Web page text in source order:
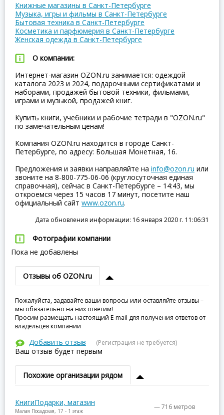
Книжные магазины в Санкт-Петербурге
Музыка, игры и фильмы в Санкт-Петербурге
Бытовая техника в Санкт-Петербурге
Косметика и парфюмерия в Санкт-Петербурге
Женская одежда в Санкт-Петербурге
О компании:
Интернет-магазин OZON.ru занимается: одеждой
каталога 2023 и 2024, подарочными сертификатами и
наборами, продажей бытовой техники, фильмами,
играми и музыкой, продажей книг.
Купить книги, учебники и рабочие тетради в "OZON.ru"
по замечательным ценам!
Компания OZON.ru находится в городе Санкт-
Петербурге, по адресу: Большая Монетная, 16.
Предложения и заявки направляйте на info@ozon.ru или
звоните на 8-800-775-06-06 (круглосуточная единая
справочная), сейчас в Санкт-Петербурге – 14:43, мы
откроемся через 15 часов 17 минут, посетите наш
официальный сайт www.ozon.ru.
Дата обновления информации: 16 января 2020 г. 11:06:31
Фотографии компании
Пока не добавлены
Отзывы об OZON.ru
Пожалуйста, задавайте ваши вопросы или оставляйте отзывы –
мы обязательно на них ответим!
Просим размещать настоящий E-mail для получения ответов от
владельцев компании
Добавить отзыв (Регистрация не требуется)
Ваш отзыв будет первым
Похожие организации рядом
КнигиПодарки, магазин
Малая Посадская, 17 - 1 этаж — 716 метров